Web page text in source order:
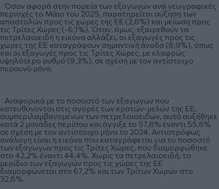
Όσον αφορά στην πορεία των εξαγωγών ανά γεωγραφικές
περιοχές το Μάιο του 2025, παρατηρείται αύξηση των
αποστολών προς τις χώρες της ΕΕ (2,6%) και μείωση προς
τις Τρίτες Χώρες (-6,1%). Όταν, όμως, εξαιρεθούν τα
πετρελαιοειδή η εικόνα αλλάζει, οι εξαγωγές προς τις
χώρες της ΕΕ καταγράφουν σημαντική άνοδο (8,9%), όπως
και οι εξαγωγές προς τις Τρίτες Χώρες, με ελαφρώς
υψηλότερο ρυθμό (9,3%), σε σχέση με τον αντίστοιχο
περσυνό μήνα.
Αναφορικά με το ποσοστό των εξαγωγών που
κατευθύνονται στις αγορές των κρατών-μελών της ΕΕ,
συμπεριλαμβανομένων των πετρελαιοειδών, αυτό αυξήθηκε
κατά 2 μονάδες περίπου και άγγιξε το 57,8% έναντι 55,6%
σε σχέση με τον αντίστοιχο μήνα το 2024. Αντιστρόφως
ανάλογη είναι η εικόνα που καταγράφεται για το ποσοστό
των εξαγωγών προς τις Τρίτες Χώρες, που διαμορφώθηκε
στο 42,2% έναντι 44,4%. Χωρίς τα πετρελαιοειδή, το
μερίδιο των εξαγωγών προς τις χώρες της ΕΕ
διαμορφώνεται στο 67,2% και των Τρίτων Χωρών στο
32,8%.